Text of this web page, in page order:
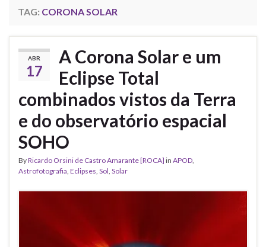
TAG: CORONA SOLAR
ABR
17
A Corona Solar e um
Eclipse Total
combinados vistos da Terra
e do observatório espacial
SOHO
ByRicardo Orsini de Castro Amarante [ROCA] in APOD,
Astrofotografia, Eclipses, Sol, Solar